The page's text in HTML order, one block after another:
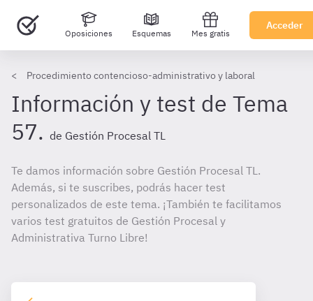
Oposiciones Esquemas Mes gratis
Acceder
Procedimiento contencioso-administrativo y laboral
Información y test de Tema
57. de Gestión Procesal TL
Te damos información sobre Gestión Procesal TL.
Además, si te suscribes, podrás hacer test
personalizados de este tema. ¡También te facilitamos
varios test gratuitos de Gestión Procesal y
Administrativa Turno Libre!